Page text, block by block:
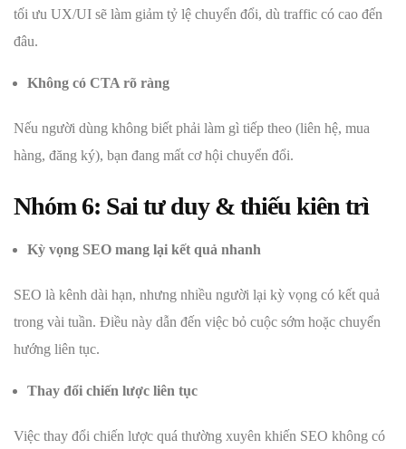
tối ưu UX/UI sẽ làm giảm tỷ lệ chuyển đổi, dù traffic có cao đến
đâu.
Không có CTA rõ ràng
Nếu người dùng không biết phải làm gì tiếp theo (liên hệ, mua
hàng, đăng ký), bạn đang mất cơ hội chuyển đổi.
Nhóm 6: Sai tư duy & thiếu kiên trì
Kỳ vọng SEO mang lại kết quả nhanh
SEO là kênh dài hạn, nhưng nhiều người lại kỳ vọng có kết quả
trong vài tuần. Điều này dẫn đến việc bỏ cuộc sớm hoặc chuyển
hướng liên tục.
Thay đổi chiến lược liên tục
Việc thay đổi chiến lược quá thường xuyên khiến SEO không có